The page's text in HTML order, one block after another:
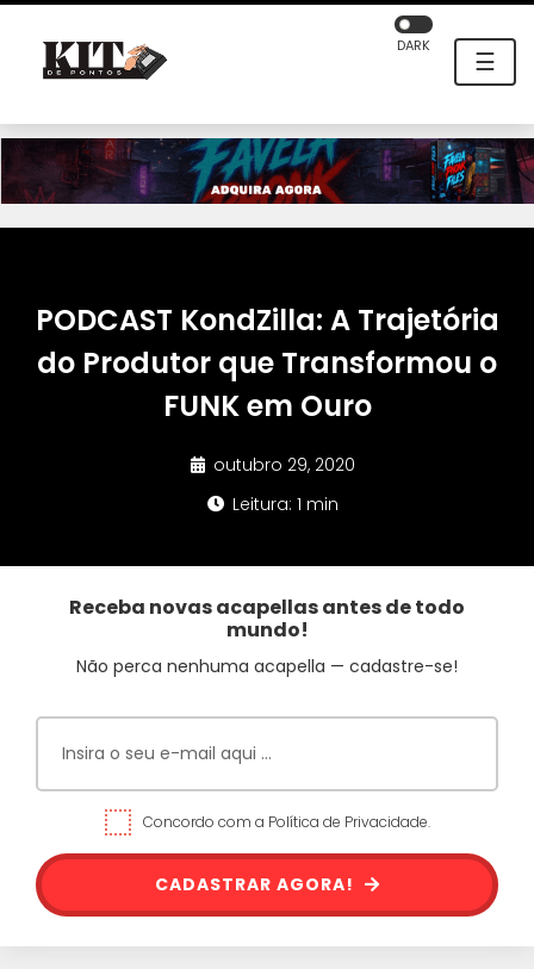
☰
DARK
PODCAST KondZilla: A Trajetória
do Produtor que Transformou o
FUNK em Ouro
outubro 29, 2020
Leitura: 1 min
Receba novas acapellas antes de todo
mundo!
Não perca nenhuma acapella — cadastre-se!
Concordo com a Política de Privacidade.
CADASTRAR AGORA!